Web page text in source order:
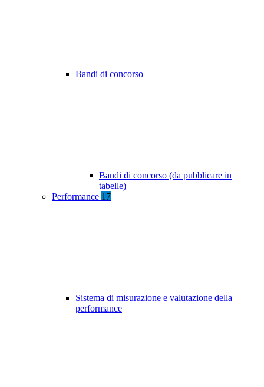
Bandi di concorso
Bandi di concorso (da pubblicare in
tabelle)
Performance 17
Sistema di misurazione e valutazione della
performance